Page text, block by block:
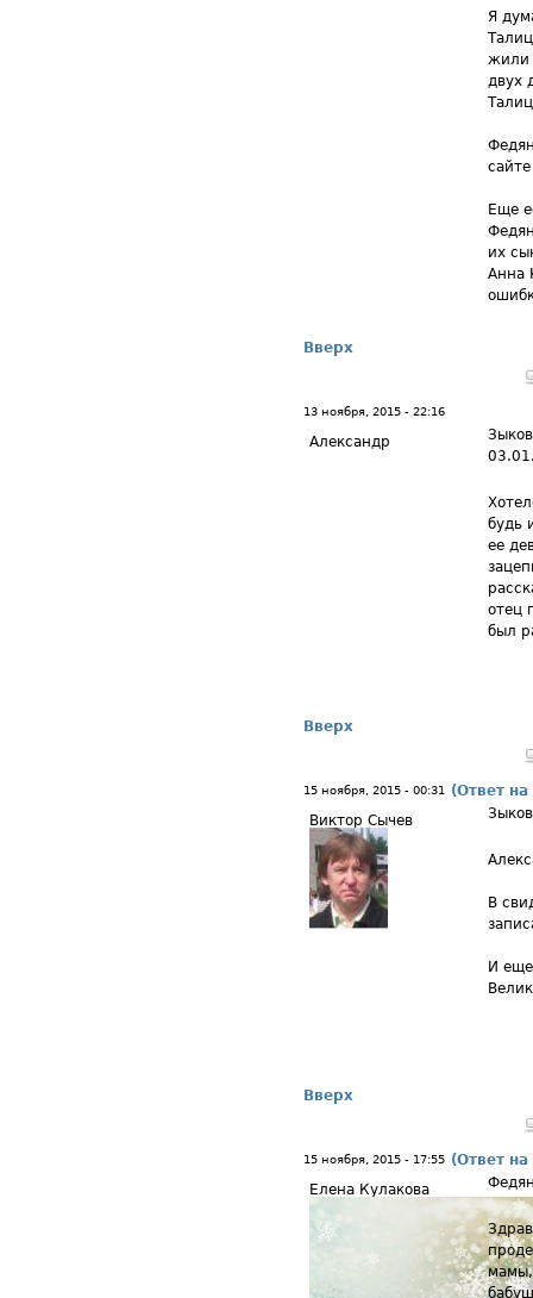
Я
жили
двух
Еще
их
Анна
Вверх
13 ноября, 2015 - 22:16
Александр
будь
ее
отец
был
Вверх
15 ноября, 2015 - 00:31
(Ответ
Виктор Сычев
В
И
Вверх
15 ноября, 2015 - 17:55 (Ответ
Елена Кулакова